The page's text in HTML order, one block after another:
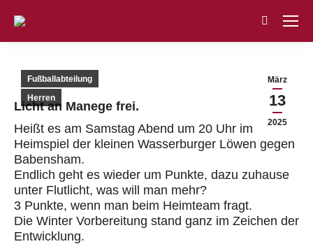
Search:
März
13
2025
Fußballabteilung
Herren
Licht an Manege frei.
Heißt es am Samstag Abend um 20 Uhr im
Heimspiel der kleinen Wasserburger Löwen gegen
Babensham.
Endlich geht es wieder um Punkte, dazu zuhause
unter Flutlicht, was will man mehr?
3 Punkte, wenn man beim Heimteam fragt.
Die Winter Vorbereitung stand ganz im Zeichen der
Entwicklung.